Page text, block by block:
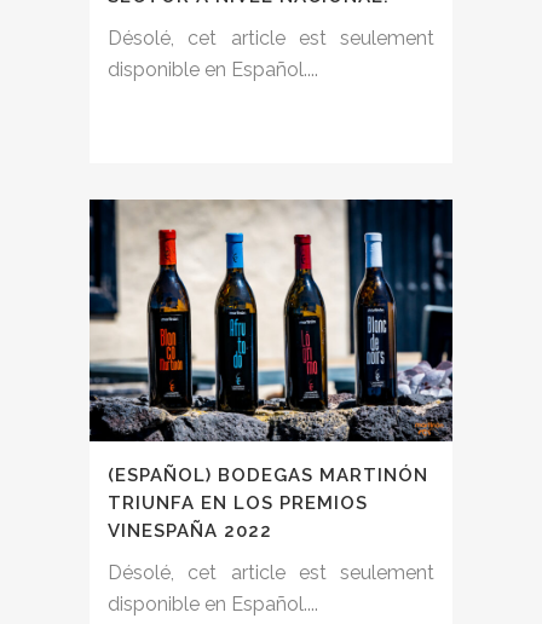
Désolé, cet article est seulement
disponible en Español....
(ESPAÑOL) BODEGAS MARTINÓN
TRIUNFA EN LOS PREMIOS
VINESPAÑA 2022
Désolé, cet article est seulement
disponible en Español....